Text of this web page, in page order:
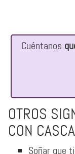
Cuéntanos
OTROS
CON
Soñar que